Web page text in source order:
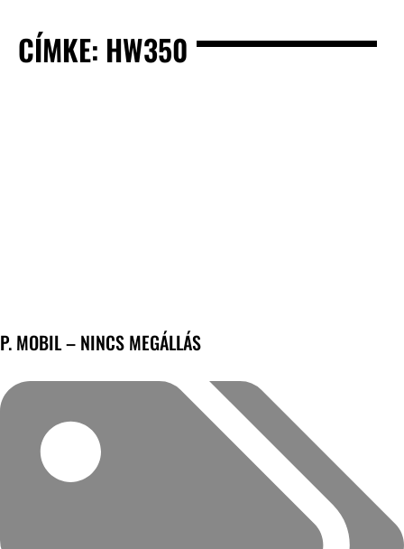
CÍMKE: HW350
P. MOBIL – NINCS MEGÁLLÁS